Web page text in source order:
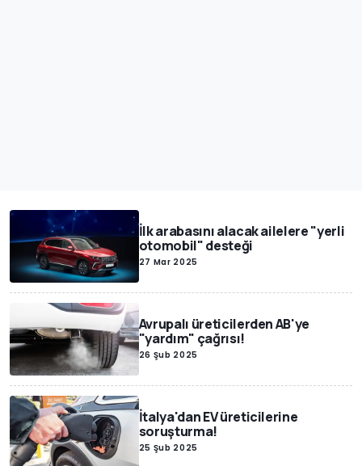
İlk arabasını alacak ailelere "yerli
otomobil" desteği
27 Mar 2025
Avrupalı üreticilerden AB'ye
"yardım" çağrısı!
26 Şub 2025
İtalya'dan EV üreticilerine
soruşturma!
25 Şub 2025